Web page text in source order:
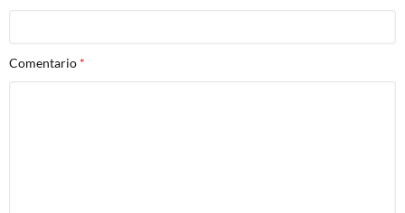
Comentario